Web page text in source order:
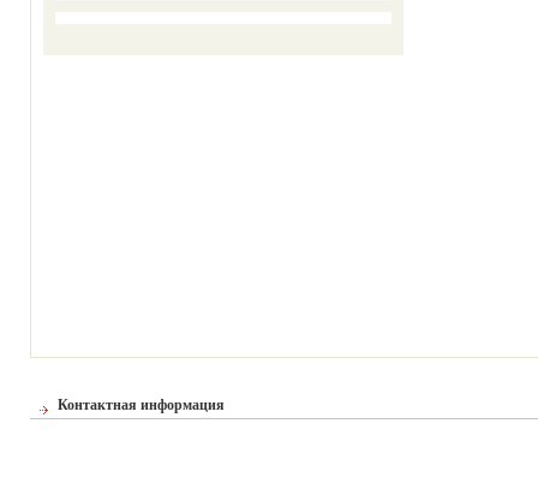
Контактная информация